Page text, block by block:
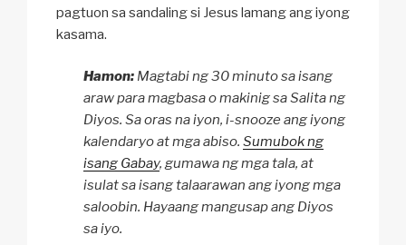
pagtuon sa sandaling si Jesus lamang ang iyong
kasama.
Hamon: Magtabi ng 30 minuto sa isang
araw para magbasa o makinig sa Salita ng
Diyos. Sa oras na iyon, i-snooze ang iyong
kalendaryo at mga abiso. Sumubok ng
isang Gabay, gumawa ng mga tala, at
isulat sa isang talaarawan ang iyong mga
saloobin. Hayaang mangusap ang Diyos
sa iyo.